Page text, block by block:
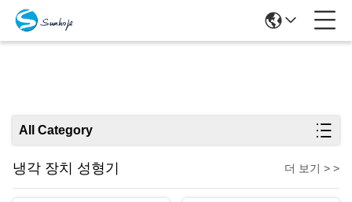
All Category
냉각 장치 성형기 더 보기 > >